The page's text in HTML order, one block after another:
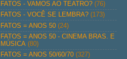
FATOS - VAMOS AO TEATRO? (76)
FATOS - VOCÊ SE LEMBRA? (173)
FATOS = ANOS 50 (24)
FATOS = ANOS 50 - CINEMA BRAS. E
MÚSICA (80)
FATOS = ANOS 50/60/70 (327)